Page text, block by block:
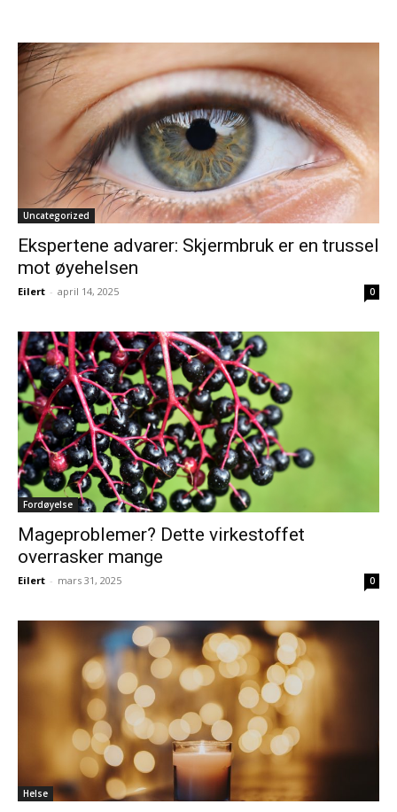
Uncategorized
Ekspertene advarer: Skjermbruk er en trussel
mot øyehelsen
Eilert - april 14, 2025 0
Fordøyelse
Mageproblemer? Dette virkestoffet
overrasker mange
Eilert - mars 31, 2025 0
Helse